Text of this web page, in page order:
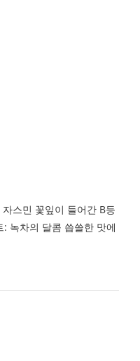
스민 꽃잎이 들어간 B등
녹차의 달콤 씁쓸한 맛에